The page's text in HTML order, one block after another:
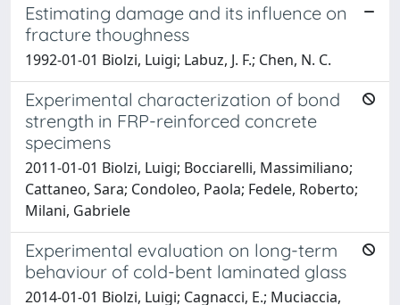
Estimating damage and its influence on
fracture thoughness
1992-01-01 Biolzi, Luigi; Labuz, J. F.; Chen, N. C.
Experimental characterization of bond
strength in FRP-reinforced concrete
specimens
2011-01-01 Biolzi, Luigi; Bocciarelli, Massimiliano;
Cattaneo, Sara; Condoleo, Paola; Fedele, Roberto;
Milani, Gabriele
Experimental evaluation on long-term
behaviour of cold-bent laminated glass
2014-01-01 Biolzi, Luigi; Cagnacci, E.; Muciaccia,